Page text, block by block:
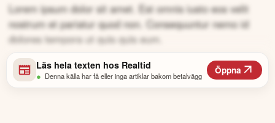
Lorem ipsum dolor sit amet. Est omnis iusto eos velit
nostrum et pariatur quod non. Consequuntur nemo id
dolores tempora ut quis quis eum.
Läs hela texten hos Realtid
• Denna källa har få eller inga artiklar bakom betalvägg
Öppna